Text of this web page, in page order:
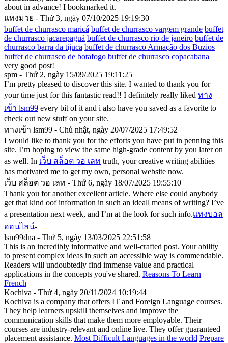
about in advance! I bookmarked it.
แทงมวย - Thứ 3, ngày 07/10/2025 19:19:30
buffet de churrasco maricá buffet de churrasco vargem grande buffet
de churrasco jacarepaguá buffet de churrasco rio de janeiro buffet de
churrasco barra da tijuca buffet de churrasco Armação dos Buzios
buffet de churrasco de botafogo buffet de churrasco copacabana
very good post!
spm - Thứ 2, ngày 15/09/2025 19:11:25
I’m pretty pleased to discover this site. I wanted to thank you for
your time just for this fantastic read!! I definitely really liked ทาง
เข้า lsm99 every bit of it and i also have you saved as a favorite to
check out new stuff on your site.
ทางเข้า lsm99 - Chủ nhật, ngày 20/07/2025 17:49:52
I would like to thank you for the efforts you have put in penning this
site. I’m hoping to view the same high-grade content by you later on
as well. In เว็บ สล็อต วอ เลท truth, your creative writing abilities
has motivated me to get my own, personal website now.
เว็บ สล็อต วอ เลท - Thứ 6, ngày 18/07/2025 19:55:10
Thank you for another excellent article. Where else could anybody
get that kind oof information in such an ideall means of writing? I’ve
a presentation next week, and I’m at the look for such info.แทงบอล
ออนไลน์-
lsm99dna - Thứ 5, ngày 13/03/2025 22:51:58
This is an incredibly informative and well-crafted post. Your ability
to present complex ideas in such an accessible way is commendable.
Readers will undoubtedly find immense value and practical
applications in the concepts you've shared. Reasons To Learn
French
Kochiva - Thứ 4, ngày 20/11/2024 10:19:44
Kochiva is a company that offers IT and Foreign Language courses.
They help learners upskill themselves and improve the
communication skills that make them more employable. Their
courses are industry-relevant and online live. They offer guaranteed
placement assistance. Most Difficult Languages in the world Prepare